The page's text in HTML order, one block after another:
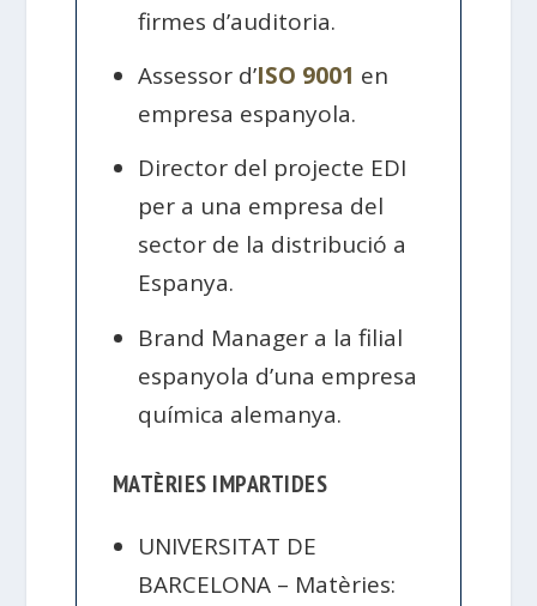
firmes d’auditoria.
Assessor d’ISO 9001 en
empresa espanyola.
Director del projecte EDI
per a una empresa del
sector de la distribució a
Espanya.
Brand Manager a la filial
espanyola d’una empresa
química alemanya.
MATÈRIES IMPARTIDES
UNIVERSITAT DE
BARCELONA – Matèries: